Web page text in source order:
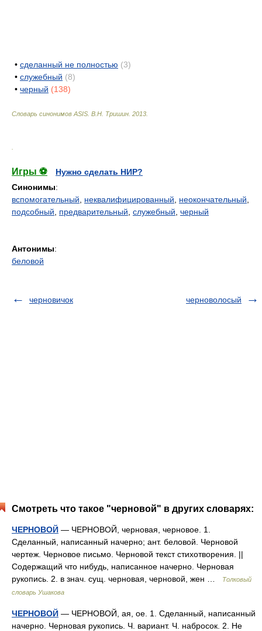
• сделанный не полностью (3)
• служебный (8)
• черный (138)
Словарь синонимов ASIS. В.Н. Тришин 2013
Игры ⚽
Нужно сделать НИР?
Синонимы:
вспомогательный
неквалифицированный неокончательный
подсобный
предварительный служебный черный
Антонимы:
беловой
черновичок черноволосый
Смотреть что такое "черновой" в других словарях:
ЧЕРНОВОЙ — ЧЕРНОВОЙ, черновая, черновое. 1.
Сделанный, написанный начерно; ант. беловой. Черновой
чертеж. Черновое письмо. Черновой текст стихотворения. ||
Содержащий что нибудь, написанное начерно. Черновая
рукопись. 2. в знач. сущ. черновая, черновой, жен …
Толковый
словарь Ушакова
ЧЕРНОВОЙ — ЧЕРНОВОЙ, ая, ое. 1. Сделанный, написанный
начерно. Черновая рукопись. Ч. вариант. Ч. набросок. 2. Не